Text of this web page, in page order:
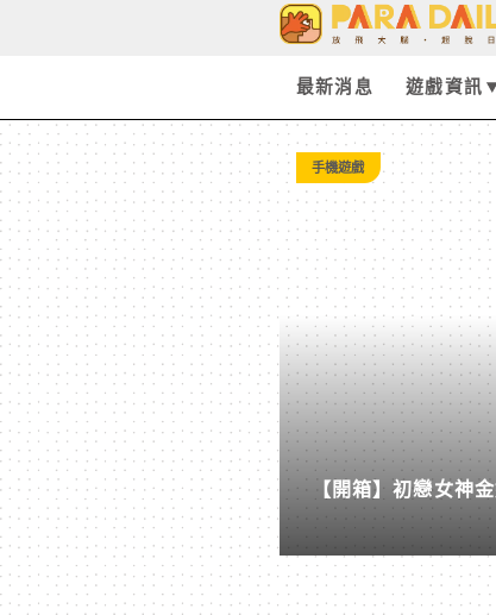
20
-
Paradaily
-
遊
戲
｜
最新消息 遊戲資訊
手機遊戲
【開箱】初戀女神
柒息地推出「國王